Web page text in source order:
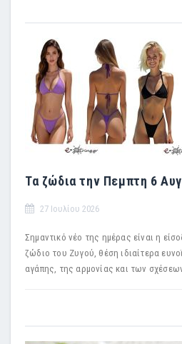
Τα ζώδια την Πεμπτη 6
27 Ιουλίου 2026
Σημαντικό νέο της ημέρας είναι η
ζώδιο του Ζυγού, θέση ιδιαίτερα
αγάπης, της αρμονίας και των